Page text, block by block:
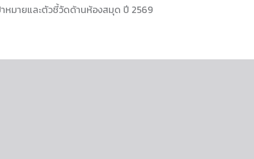
าหมายและตัวชี้วัดด้านห้องสมุด ปี 2569